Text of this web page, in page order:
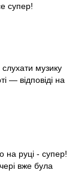
супер!
музику
— відповіді на
на руці - супер!
вже була